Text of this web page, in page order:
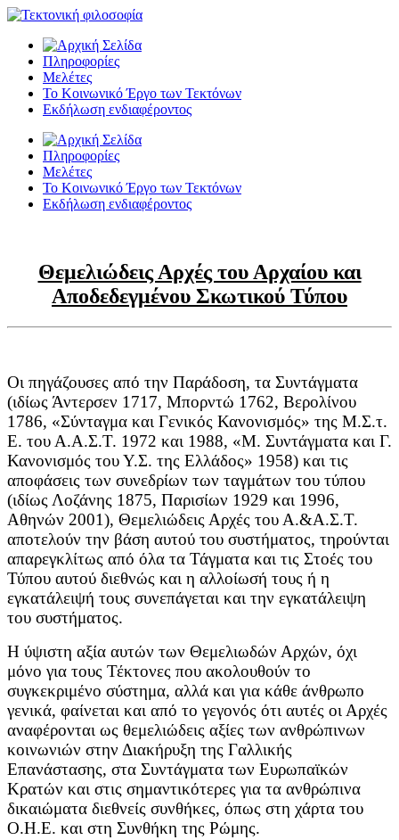
Πληροφορίες
Μελέτες
Το Κοινωνικό Έργο των Τεκτόνων
Εκδήλωση ενδιαφέροντος
Πληροφορίες
Μελέτες
Το Κοινωνικό Έργο των Τεκτόνων
Εκδήλωση ενδιαφέροντος
Θεμελιώδεις Αρχές του Αρχαίου και
Αποδεδεγμένου Σκωτικού Τύπου
Οι πηγάζουσες από την Παράδοση, τα Συντάγματα
(ιδίως Άντερσεν 1717, Μπορντώ 1762, Βερολίνου
1786, «Σύνταγμα και Γενικός Κανονισμός» της Μ.Σ.τ.
Ε. του Α.Α.Σ.Τ. 1972 και 1988, «Μ. Συντάγματα και Γ.
Κανονισμός του Υ.Σ. της Ελλάδος» 1958) και τις
αποφάσεις των συνεδρίων των ταγμάτων του τύπου
(ιδίως Λοζάνης 1875, Παρισίων 1929 και 1996,
Αθηνών 2001), Θεμελιώδεις Αρχές του Α.&Α.Σ.Τ.
αποτελούν την βάση αυτού του συστήματος, τηρούνται
απαρεγκλίτως από όλα τα Τάγματα και τις Στοές του
Τύπου αυτού διεθνώς και η αλλοίωσή τους ή η
εγκατάλειψή τους συνεπάγεται και την εγκατάλειψη
του συστήματος.
Η ύψιστη αξία αυτών των Θεμελιωδών Αρχών, όχι
μόνο για τους Τέκτονες που ακολουθούν το
συγκεκριμένο σύστημα, αλλά και για κάθε άνθρωπο
γενικά, φαίνεται και από το γεγονός ότι αυτές οι Αρχές
αναφέρονται ως θεμελιώδεις αξίες των ανθρώπινων
κοινωνιών στην Διακήρυξη της Γαλλικής
Επανάστασης, στα Συντάγματα των Ευρωπαϊκών
Κρατών και στις σημαντικότερες για τα ανθρώπινα
δικαιώματα διεθνείς συνθήκες, όπως στη χάρτα του
Ο.Η.Ε. και στη Συνθήκη της Ρώμης.